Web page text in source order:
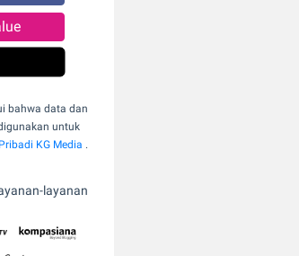
bahwa data dan
untuk
KG Media .
layanan